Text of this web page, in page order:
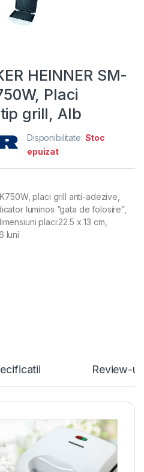
HEINNER SM-
Placi
grill, Alb
Disponibilitate: Stoc
epuizat
placi grill anti-adezive,
luminos “gata de folosire”,
placi:22.5 x 13 cm,
luni
Review-uri